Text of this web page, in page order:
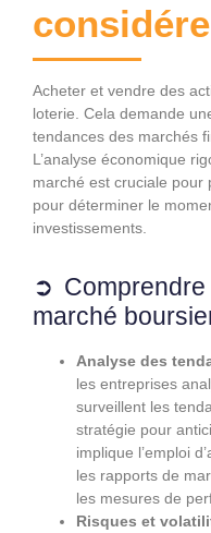
Acheter et vendre des
loterie. Cela demande
tendances des marchés
L’analyse économique
marché est cruciale pour
pour déterminer le
investissements.
marché
Analyse des
les entreprises
surveillent les
stratégie pour
implique l’emploi
les rapports de
les mesures de
Risques et